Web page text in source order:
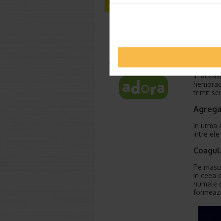
In
trimit
In urma
intre
Pe
in ceea
numele